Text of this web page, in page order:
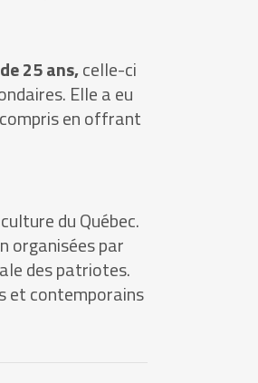
25 ans,celle-ci
Elle a eu
compris en offrant
du Québec.
organisées par
des patriotes.
et contemporains